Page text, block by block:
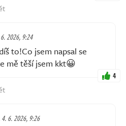
2026, 9:24
to!Co jsem napsal se
mě těší jsem kkt😀
4
6. 2026, 9:26